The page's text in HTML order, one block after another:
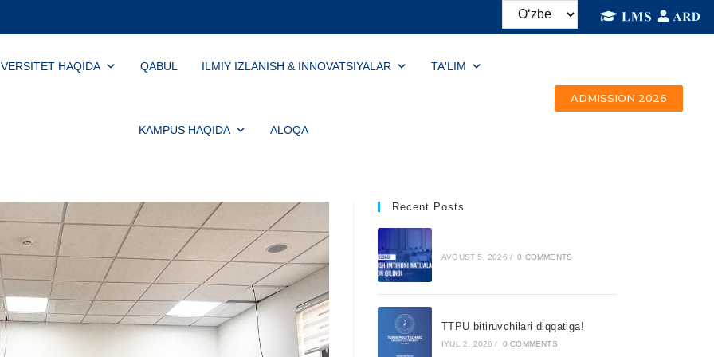
HAQIDA QABUL ILMIY IZLANISH & INNOVATSIYALAR TA'LIM
KAMPUS HAQIDA ALOQA
ADMISSION 2026
Recent Posts
AVGUST 5, 2026 / 0 COMMENTS
TTPU bitiruvchilari diqqatiga!
IYUL 2, 2026 / 0 COMMENTS